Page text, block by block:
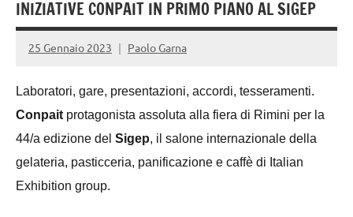
INIZIATIVE CONPAIT IN PRIMO PIANO AL SIGEP
25 Gennaio 2023 Paolo Garna
Laboratori, gare, presentazioni, accordi, tesseramenti.
Conpait protagonista assoluta alla fiera di Rimini per la
44/a edizione del Sigep, il salone internazionale della
gelateria, pasticceria, panificazione e caffè di Italian
Exhibition group.